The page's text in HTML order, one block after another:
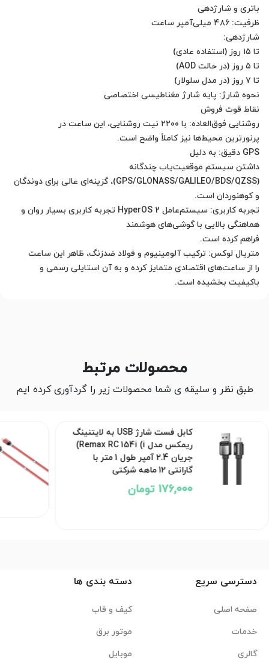
داشتن سیستم موقعیت‌یاب چندگانه
(GPS/GLONASS/GALILEO/BDS/QZSS)، گزینه‌ای عالی برای دوندگان
تجربه کاربری: سیستم‌عامل HyperOS 2 تجربه کاربری بسیار روان و
را از ساعت‌های اقتصادی متمایز کرده و به آن استایلی رسمی و
باکیفیت بخشیده است.
محصولات مرتبط
طبق نظر و سلیقه ی شما محصولات زیر را گردآوری کرده ایم
کابل فست شارژ USB به لایتنینگ
ریمکس مدل Remax RC 154i (i)
جریان 2.4 آمپر طول 1 متر با
گارانتی 12 ماهه شرکتی
176,000 تومان
دسترسی سریع
صفحه اصلی
خدمات
گالری
دسته بندی ها
کیف و قاب
موتور برق
موبایل